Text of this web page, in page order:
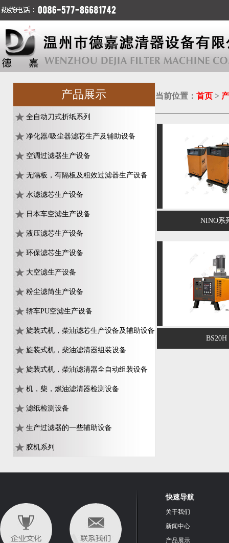
产品展示
全自动刀式折纸系列
净化器/吸尘器滤芯生产及辅助设备
空调过滤器生产设备
无隔板，有隔板及粗效过滤器生产设备
水滤滤芯生产设备
日本车空滤生产设备
液压滤芯生产设备
环保滤芯生产设备
大空滤生产设备
粉尘滤筒生产设备
轿车PU空滤生产设备
旋装式机，柴油滤芯生产设备及辅助设备
旋装式机，柴油滤清器组装设备
旋装式机，柴油滤清器全自动组装设备
机，柴，燃油滤清器检测设备
滤纸检测设备
生产过滤器的一些辅助设备
胶机系列
当前位置： 首页>
NINO系
BS20H
快速导航
关于我们
新闻中心
产品展示